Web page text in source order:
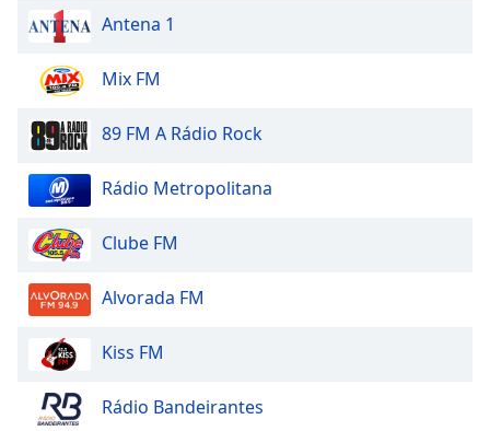
Antena 1
Mix FM
89 FM A Rádio Rock
Rádio Metropolitana
Clube FM
Alvorada FM
Kiss FM
Rádio Bandeirantes